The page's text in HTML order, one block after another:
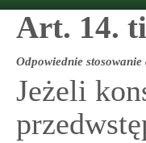
Art. 14.
Odpowiednie
Jeżeli